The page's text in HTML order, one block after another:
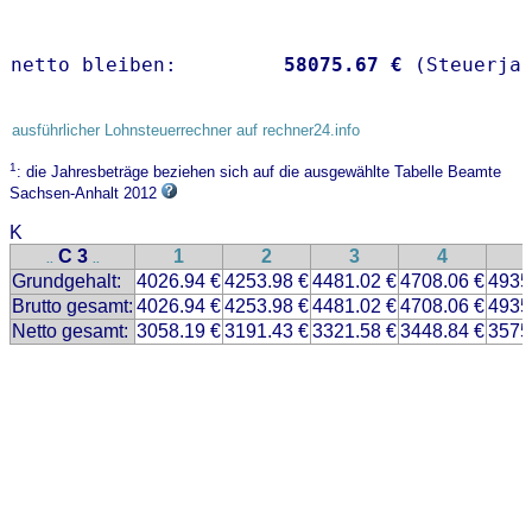
netto bleiben: 58075.67 €
ausführlicher Lohnsteuerrechner auf rechner24.info
1: die Jahresbeträge beziehen sich auf die ausgewählte Tabelle Beamte
Sachsen-Anhalt 2012
K
.. C 3 .. 1 2 3 4
Grundgehalt:
4026.94 €4253.98 €4481.02 €4708.06 €
Brutto gesamt: 4026.94 €4253.98 €4481.02 €4708.06 €
Netto gesamt: 3058.19 €3191.43 €3321.58 €3448.84 €